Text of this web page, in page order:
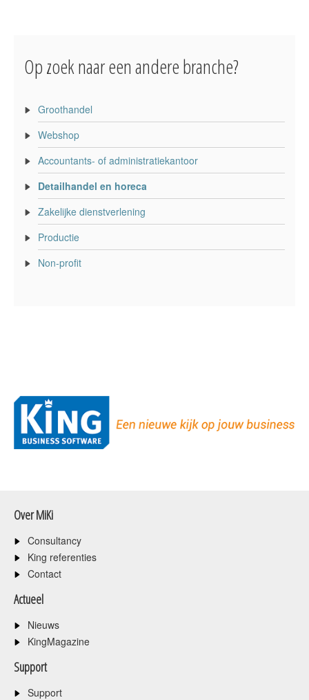
Op zoek naar een andere branche?
Groothandel
Webshop
Accountants- of administratiekantoor
Detailhandel en horeca
Zakelijke dienstverlening
Productie
Non-profit
Over MiKi
Consultancy
King referenties
Contact
Actueel
Nieuws
KingMagazine
Support
Support